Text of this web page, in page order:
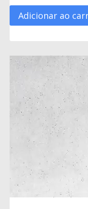
Adicionar ao